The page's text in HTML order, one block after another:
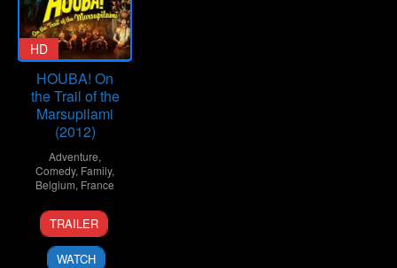
HD
HOUBA! On
the Trail of the
Marsupilami
(2012)
Adventure,
Comedy, Family,
Belgium, France
3
Apr
2012
Alain
Chabat
TRAILER
WATCH